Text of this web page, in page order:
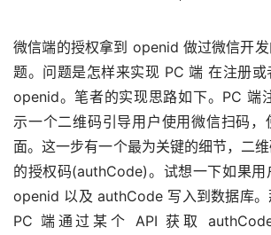
微信端的授权拿到 openid 做过微信开
题。问题是怎样来实现 PC 端 在注册
openid。笔者的实现思路如下。PC 端
示一个二维码引导用户使用微信扫码，
面。这一步有一个最为关键的细节，二
的授权码(authCode)。试想一下如果用
openid 以及 authCode 写入到数据库。
PC 端通过某个 API 获取